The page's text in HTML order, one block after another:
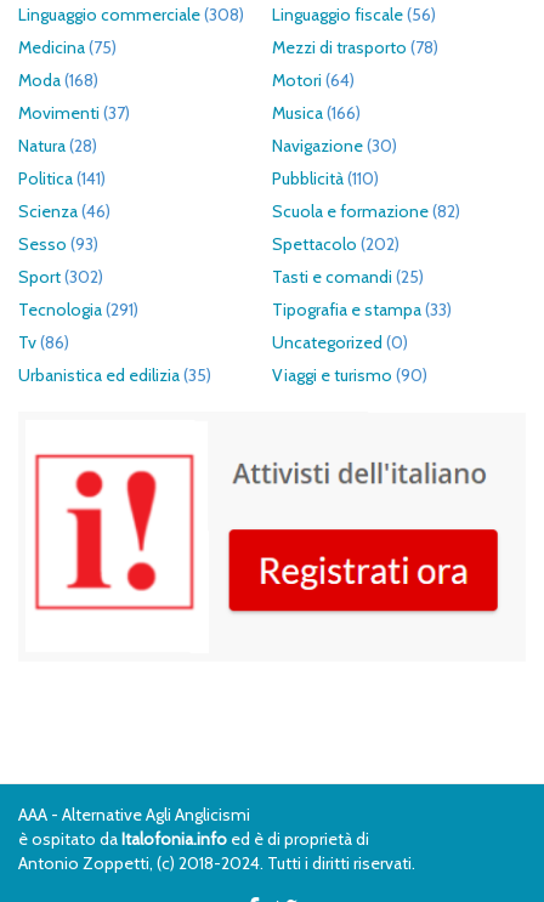
Linguaggio commerciale(308) Linguaggio fiscale(56)
Medicina(75) Mezzi di trasporto (78)
Moda(168) Motori (64)
Movimenti (37) Musica(166)
Natura(28) Navigazione(30)
Politica(141) Pubblicità(110)
Scienza(46) Scuola e formazione(82)
Sesso (93) Spettacolo (202)
Sport(302) Tasti e comandi (25)
Tecnologia(291) Tipografia e stampa(33)
Tv(86) Uncategorized (0)
Urbanistica ed edilizia(35) Viaggi e turismo (90)
AAA - Alternative Agli Anglicismi
è ospitato daItalofonia.info ed è di proprietà di
Antonio Zoppetti, (c) 2018-2024. Tutti i diritti riservati.